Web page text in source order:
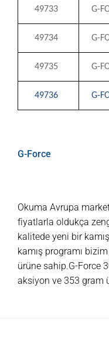
49733 G-
49734 G-
49735 G-
49736 G-
G-Force
Okuma Avrupa
fiyatlarla oldukça
kalitede yeni bir
kamış programı
ürüne sahip.G-Force
aksiyon ve 353 gram